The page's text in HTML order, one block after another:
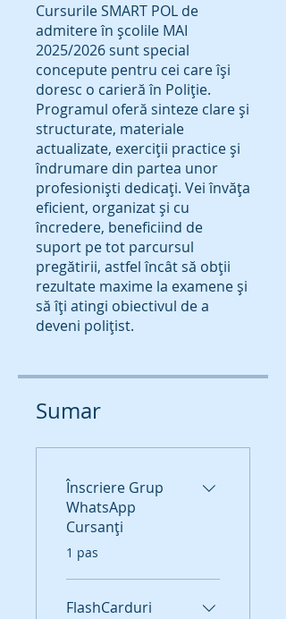
Cursurile SMART POL de
admitere în școlile MAI
2025/2026 sunt special
concepute pentru cei care își
doresc o carieră în Poliție.
Programul oferă sinteze clare și
structurate, materiale
actualizate, exerciții practice și
îndrumare din partea unor
profesioniști dedicați. Vei învăța
eficient, organizat și cu
încredere, beneficiind de
suport pe tot parcursul
pregătirii, astfel încât să obții
rezultate maxime la examene și
să îți atingi obiectivul de a
deveni polițist.
Sumar
Înscriere Grup
WhatsApp
Cursanți
.1 pas
FlashCarduri